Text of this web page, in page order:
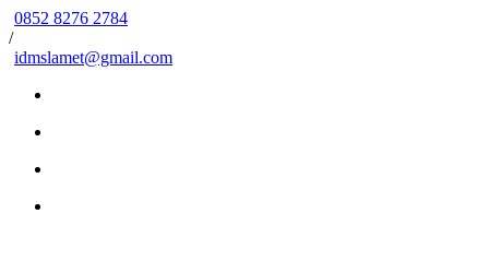
0852 8276 2784
/
idmslamet@gmail.com